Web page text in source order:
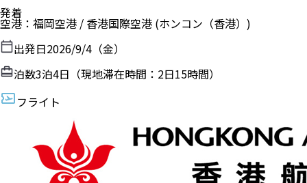
発着
空港 ： 福岡空港 / 香港国際空港 (ホンコン（香港）)
出発日2026/9/4（金）
泊数3泊4日（現地滞在時間： 2日15時間）
フライト